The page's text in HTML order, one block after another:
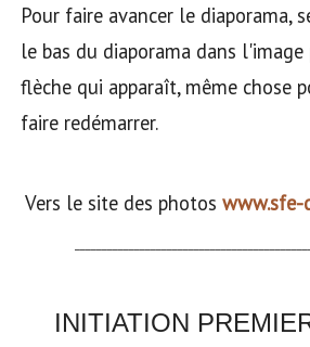
Pour faire avancer le diaporama,
le bas du diaporama dans
flèche qui apparaît, même chose
faire redémarrer.
Vers le site des photos www.sfe-
INITIATION